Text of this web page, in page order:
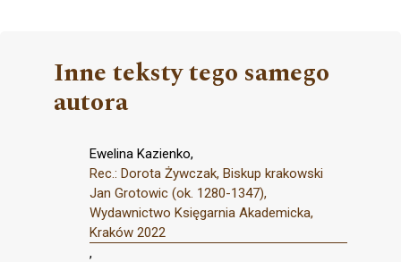
Inne teksty tego samego
autora
Ewelina Kazienko,
Rec.: Dorota Żywczak, Biskup krakowski
Jan Grotowic (ok. 1280-1347),
Wydawnictwo Księgarnia Akademicka,
Kraków 2022
,